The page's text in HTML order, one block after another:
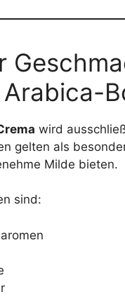
wird
gelten als
Milde bieten.
sind: